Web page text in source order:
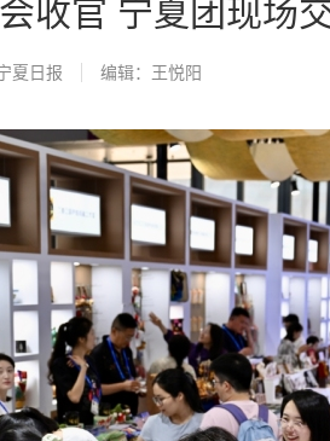
收官 宁夏团现场
夏日报 编辑：王悦阳